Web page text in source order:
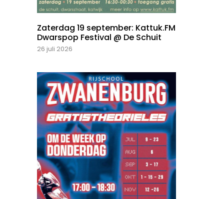
Zaterdag 19 september: Kattuk.FM
Dwarspop Festival @ De Schuit
26 juli 2026